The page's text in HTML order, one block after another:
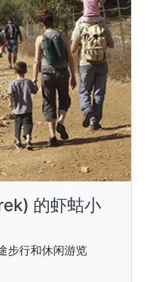
的虾蛄小
步行和休闲游览